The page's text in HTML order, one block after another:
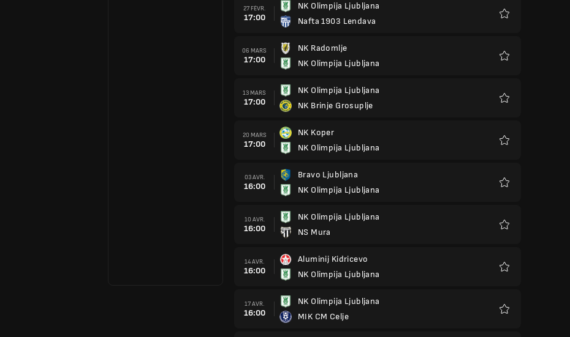
27 FÉVR.
17:00
NK Olimpija Ljubljana
Nafta 1903 Lendava
06 MARS
17:00
NK Radomlje
NK Olimpija Ljubljana
13 MARS
17:00
NK Olimpija Ljubljana
NK Brinje Grosuplje
20 MARS
17:00
NK Koper
NK Olimpija Ljubljana
03 AVR.
16:00
Bravo Ljubljana
NK Olimpija Ljubljana
10 AVR.
16:00
NK Olimpija Ljubljana
NS Mura
14 AVR.
16:00
Aluminij Kidricevo
NK Olimpija Ljubljana
17 AVR.
16:00
NK Olimpija Ljubljana
MIK CM Celje